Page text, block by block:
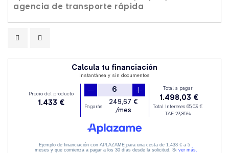
agencia de transporte rápida